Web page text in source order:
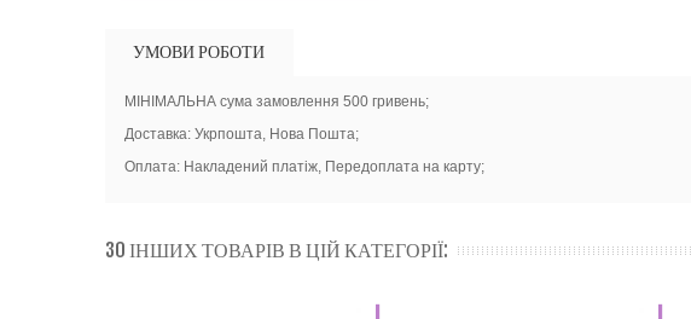
УМОВИ РОБОТИ
МІНІМАЛЬНА сума замовлення 500 гривень;
Доставка: Укрпошта, Нова Пошта;
Оплата: Накладений платіж, Передоплата на карту;
30 ІНШИХ ТОВАРІВ В ЦІЙ КАТЕГОРІЇ: